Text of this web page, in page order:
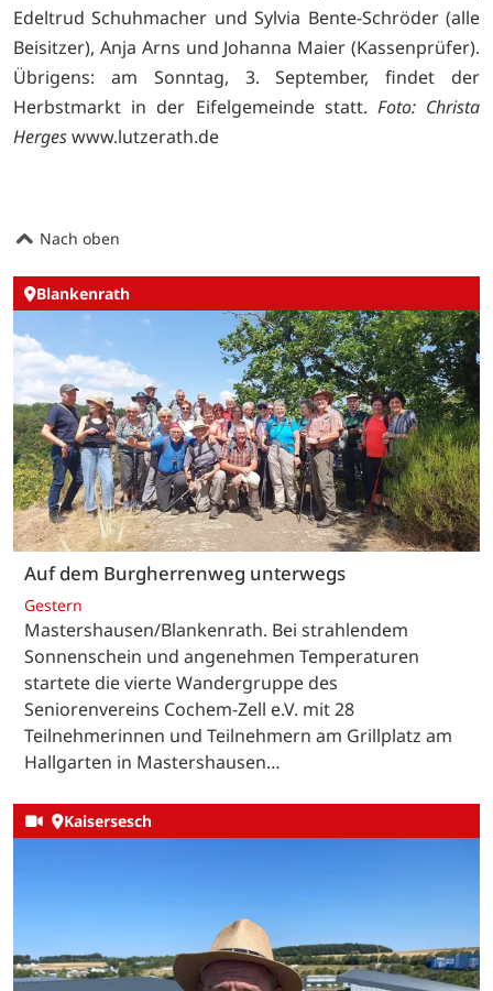
Edeltrud Schuhmacher und Sylvia Bente-Schröder (alle
Beisitzer), Anja Arns und Johanna Maier (Kassenprüfer).
Übrigens: am Sonntag, 3. September, findet der
Herbstmarkt in der Eifelgemeinde statt. Foto: Christa
Hergeswww.lutzerath.de
Nach oben
Blankenrath
Auf dem Burgherrenweg unterwegs
Gestern
Mastershausen/Blankenrath. Bei strahlendem
Sonnenschein und angenehmen Temperaturen
startete die vierte Wandergruppe des
Seniorenvereins Cochem-Zell e.V. mit 28
Teilnehmerinnen und Teilnehmern am Grillplatz am
Hallgarten in Mastershausen…
Kaisersesch